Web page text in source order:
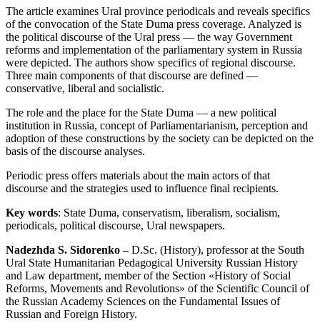
The article examines Ural province periodicals and reveals specifics
of the convocation of the State Duma press coverage. Analyzed is
the political discourse of the Ural press — the way Government
reforms and implementation of the parliamentary system in Russia
were depicted. The authors show specifics of regional discourse.
Three main components of that discourse are defined —
conservative, liberal and socialistic.
The role and the place for the State Duma — a new political
institution in Russia, concept of Parliamentarianism, perception and
adoption of these constructions by the society can be depicted on the
basis of the discourse analyses.
Periodic press offers materials about the main actors of that
discourse and the strategies used to influence final recipients.
Key words: State Duma, conservatism, liberalism, socialism,
periodicals, political discourse, Ural newspapers.
Nadezhda S. Sidorenko–D.Sc. (History), professor at the South
Ural State Humanitarian Pedagogical University Russian History
and Law department, member of the Section «History of Social
Reforms, Movements and Revolutions» of the Scientific Council of
the Russian Academy Sciences on the Fundamental Issues of
Russian and Foreign History.